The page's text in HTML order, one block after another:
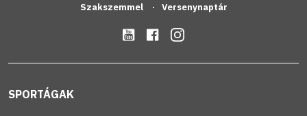
Szakszemmel Versenynaptár
SPORTÁGAK